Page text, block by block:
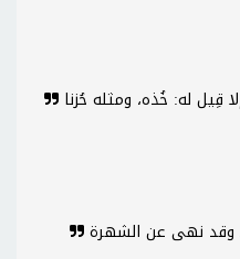
قِيل له: خُذه، ومثله حُزنا
وقد نهى عن الشهرة